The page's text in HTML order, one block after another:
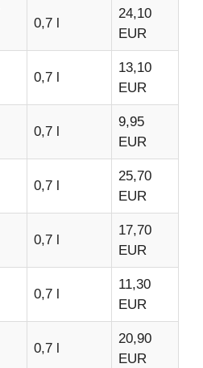
0,7 l
24,10
EUR
0,7 l
13,10
EUR
0,7 l
9,95
EUR
0,7 l
25,70
EUR
0,7 l
17,70
EUR
0,7 l
11,30
EUR
0,7 l
20,90
EUR